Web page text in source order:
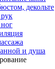
декольте
и душа